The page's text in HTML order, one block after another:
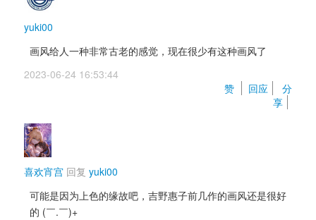
yuki00
画风给人一种非常古老的感觉，现在很少有这种画风了
2023-06-24 16:53:44
赞
回应
分
享
喜欢宵宫 回复 yuki00
可能是因为上色的缘故吧，吉野惠子前几作的画风还是很好
的 (￣.￣)+